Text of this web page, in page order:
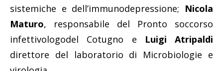
sistemiche e dell’immunodepressione; Nicola
Maturo, responsabile del Pronto soccorso
infettivologodel Cotugno e Luigi Atripaldi
direttore del laboratorio di Microbiologie e